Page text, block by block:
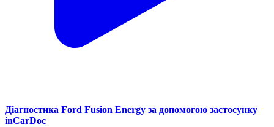
Діагностика Ford Fusion Energy за допомогою застосунку
inCarDoc